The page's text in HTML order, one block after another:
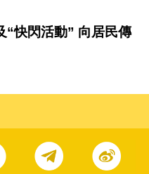
“快閃活動” 向居民傳